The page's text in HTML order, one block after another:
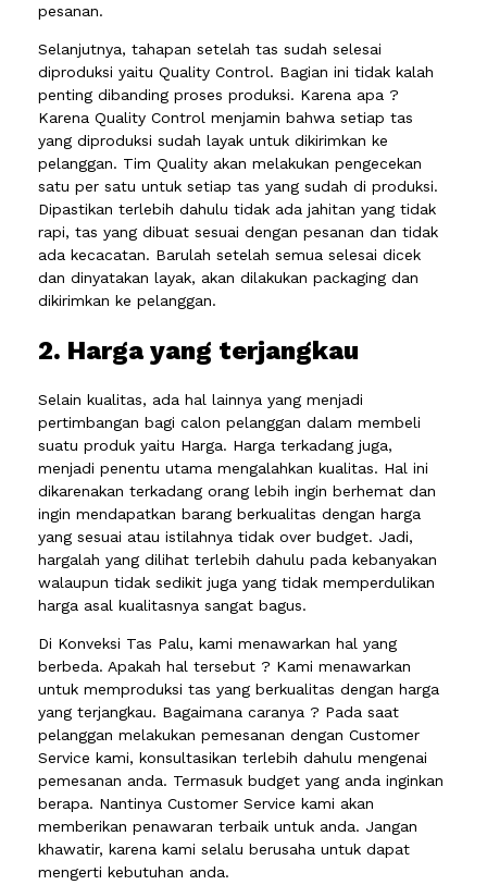
pesanan.
Selanjutnya, tahapan setelah tas sudah selesai
diproduksi yaitu Quality Control. Bagian ini tidak kalah
penting dibanding proses produksi. Karena apa ?
Karena Quality Control menjamin bahwa setiap tas
yang diproduksi sudah layak untuk dikirimkan ke
pelanggan. Tim Quality akan melakukan pengecekan
satu per satu untuk setiap tas yang sudah di produksi.
Dipastikan terlebih dahulu tidak ada jahitan yang tidak
rapi, tas yang dibuat sesuai dengan pesanan dan tidak
ada kecacatan. Barulah setelah semua selesai dicek
dan dinyatakan layak, akan dilakukan packaging dan
dikirimkan ke pelanggan.
2. Harga yang terjangkau
Selain kualitas, ada hal lainnya yang menjadi
pertimbangan bagi calon pelanggan dalam membeli
suatu produk yaitu Harga. Harga terkadang juga,
menjadi penentu utama mengalahkan kualitas. Hal ini
dikarenakan terkadang orang lebih ingin berhemat dan
ingin mendapatkan barang berkualitas dengan harga
yang sesuai atau istilahnya tidak over budget. Jadi,
hargalah yang dilihat terlebih dahulu pada kebanyakan
walaupun tidak sedikit juga yang tidak memperdulikan
harga asal kualitasnya sangat bagus.
Di Konveksi Tas Palu, kami menawarkan hal yang
berbeda. Apakah hal tersebut ? Kami menawarkan
untuk memproduksi tas yang berkualitas dengan harga
yang terjangkau. Bagaimana caranya ? Pada saat
pelanggan melakukan pemesanan dengan Customer
Service kami, konsultasikan terlebih dahulu mengenai
pemesanan anda. Termasuk budget yang anda inginkan
berapa. Nantinya Customer Service kami akan
memberikan penawaran terbaik untuk anda. Jangan
khawatir, karena kami selalu berusaha untuk dapat
mengerti kebutuhan anda.